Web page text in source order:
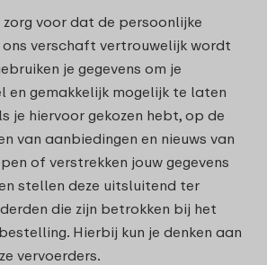
voor dat de persoonlijke
verschaft vertrouwelijk wordt
je gegevens om je
en gemakkelijk mogelijk te laten
je hiervoor gekozen hebt, op de
van aanbiedingen en nieuws van
of verstrekken jouw gegevens
stellen deze uitsluitend ter
die zijn betrokken bij het
Hierbij kun je denken aan
vervoerders.